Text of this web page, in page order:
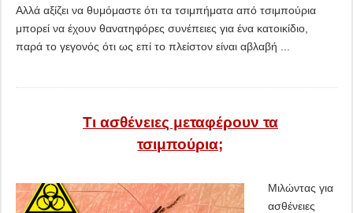
Αλλά αξίζει να θυμόμαστε ότι τα τσιμπήματα από τσιμπούρια
μπορεί να έχουν θανατηφόρες συνέπειες για ένα κατοικίδιο,
παρά το γεγονός ότι ως επί το πλείστον είναι αβλαβή ...
Τι ασθένειες μεταφέρουν τα
τσιμπούρια;
Μιλώντας για
ασθένειες